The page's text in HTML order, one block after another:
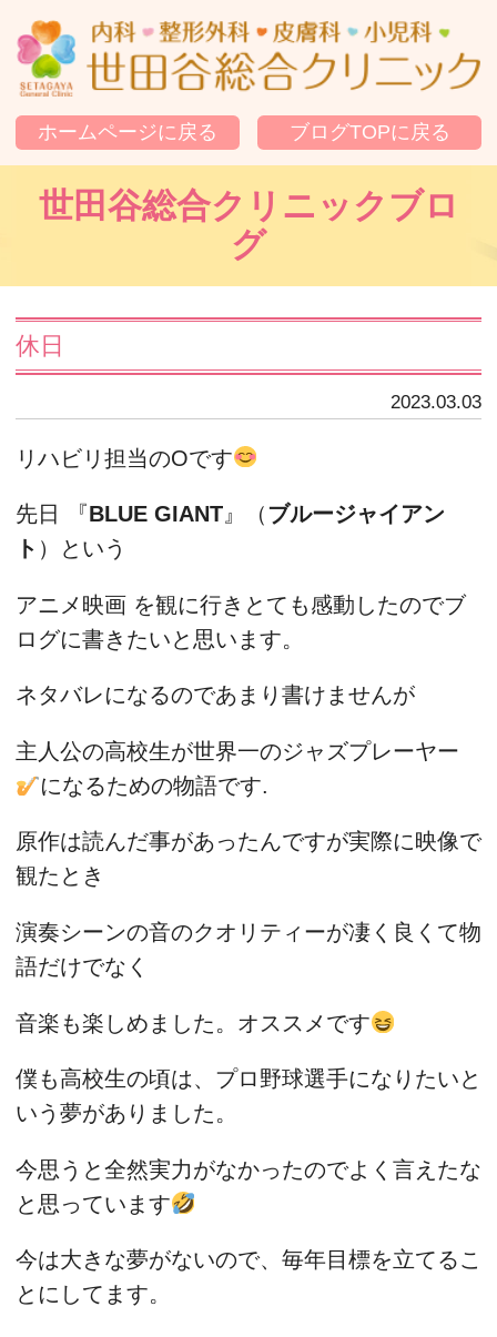
ホームページに戻る ブログTOPに戻る
世田谷総合クリニックブロ
グ
休日
2023.03.03
リハビリ担当のOです
先日 『BLUE GIANT 』（ブルージャイアン
ト ）という
アニメ映画 を観に行きとても感動したのでブ
ログに書きたいと思います。
ネタバレになるのであまり書けませんが
主人公の高校生が世界一のジャズプレーヤー
になるための物語です.
原作は読んだ事があったんですが実際に映像で
観たとき
演奏シーンの音のクオリティーが凄く良くて物
語だけでなく
音楽も楽しめました。オススメです
僕も高校生の頃は、プロ野球選手になりたいと
いう夢がありました。
今思うと全然実力がなかったのでよく言えたな
と思っています
今は大きな夢がないので、毎年目標を立てるこ
とにしてます。